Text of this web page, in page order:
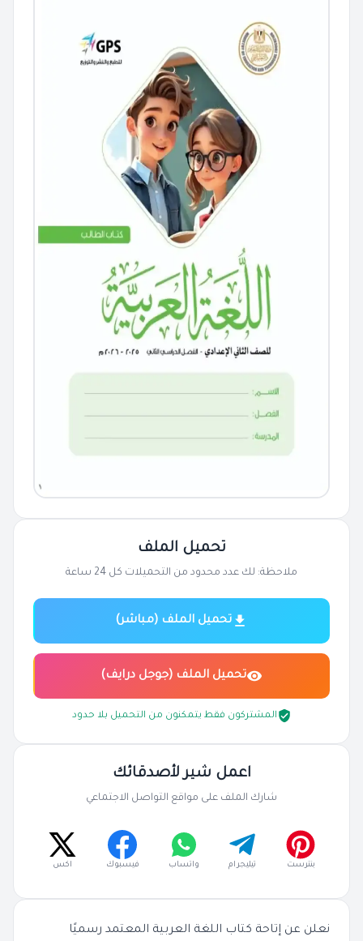
نعلن عن إتاحة كتاب اللغة العربية المعتمد رسميًا
تحميل الملف
ملاحظة: لك عدد محدود من التحميلات كل 24 ساعة
تحميل الملف (مباشر)
تحميل الملف (جوجل درايف)
المشتركون فقط يتمكنون من التحميل بلا حدود
اعمل شير لأصدقائك
شارك الملف على مواقع التواصل الاجتماعي
بنترست تيليجرام واتساب فيسبوك اكس